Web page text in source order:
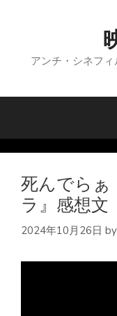
へ
アンチ・シネフィ
死んでらぁ
ラ』感想文
2024年10月26日 by